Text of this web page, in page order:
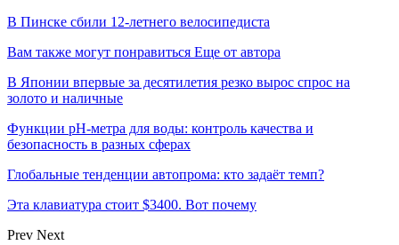
В Пинске сбили 12-летнего велосипедиста
Вам также могут понравиться Еще от автора
В Японии впервые за десятилетия резко вырос спрос на
золото и наличные
Функции pH-метра для воды: контроль качества и
безопасность в разных сферах
Глобальные тенденции автопрома: кто задаёт темп?
Эта клавиатура стоит $3400. Вот почему
Prev Next